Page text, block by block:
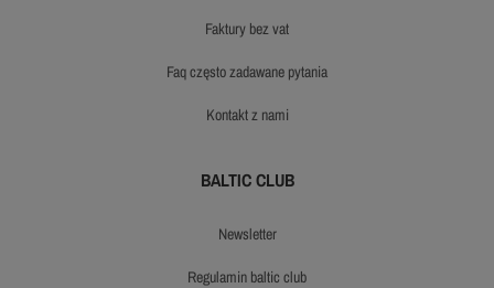
faktury bez vat
faq często zadawane pytania
kontakt z nami
BALTIC CLUB
newsletter
regulamin baltic club